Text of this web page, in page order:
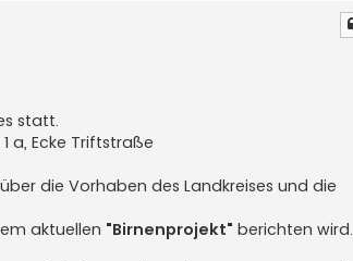
statt.
a, Ecke Triftstraße
die Vorhaben des Landkreises und die
aktuellen "Birnenprojekt" berichten wird.